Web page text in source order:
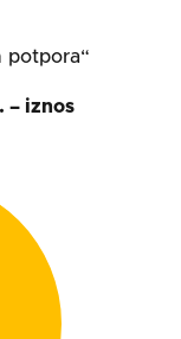
potpora“
– iznos